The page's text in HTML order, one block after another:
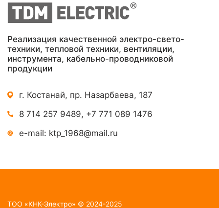
Реализация качественной электро-свето-
техники, тепловой техники, вентиляции,
инструмента, кабельно-проводниковой
продукции
г. Костанай, пр. Назарбаева, 187
8 714 257 9489, +7 771 089 1476
e-mail: ktp_1968@mail.ru
TOO «КНК-Электро» © 2024-2025